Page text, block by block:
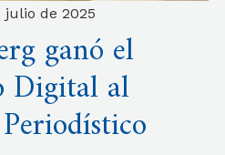
julio de 2025
ganó el
Digital al